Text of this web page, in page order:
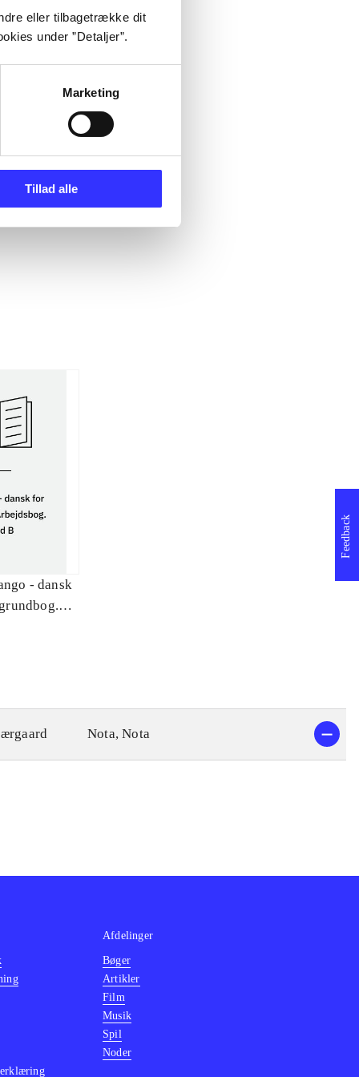
eller tilbagetrække dit
under ”Detaljer”.
Marketing
Tillad alle
- dansk
Nota, Nota
Feedback
Afdelinger
Bøger
Artikler
Film
Musik
Spil
Noder